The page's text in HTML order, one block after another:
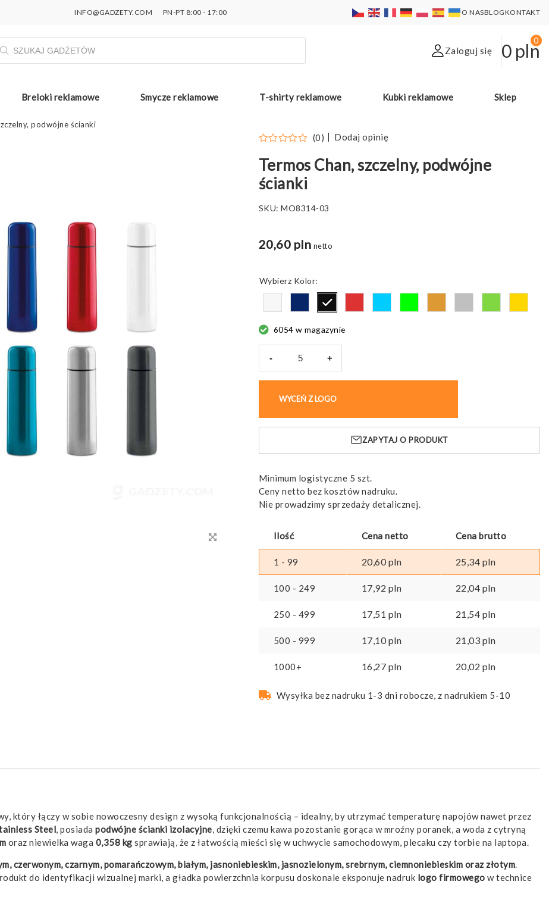
INFO@GADZETY.COM PN-PT 8:00 - 17:00 O NASBLOGKONTAKT
Zaloguj się 0 pln
0
Breloki reklamowe Smycze reklamowe T-shirty reklamowe Kubki reklamowe Sklep
podwójne ścianki
(0) Dodaj opinię
Termos Chan, szczelny, podwójne
ścianki
SKU:MO8314-03
20,60 pln netto
Kolor
6054 w magazynie
-
szczelny,
podwójne
ścianki
+
WYCEŃ Z LOGO
ZAPYTAJ O PRODUKT
Minimum logistyczne 5 szt.
Ceny netto bez kosztów nadruku.
Nie prowadzimy sprzedaży detalicznej.
Ilość Cena netto Cena brutto
1 - 99 20,60pln 25,34 pln
100 - 249 17,92 pln 22,04 pln
250 - 499 17,51 pln 21,54 pln
500 - 999 17,10pln 21,03 pln
1000+ 16,27 pln 20,02 pln
Wysyłka bez nadruku 1-3 dni robocze, z nadrukiem 5-10
który łączy w sobie nowoczesny design z wysoką funkcjonalnością – idealny, by utrzymać temperaturę napojów nawet przez
Steel, posiada podwójne ścianki izolacyjne, dzięki czemu kawa pozostanie gorąca w mroźny poranek, a woda z cytryną
oraz niewielka waga 0,358 kg sprawiają, że z łatwością mieści się w uchwycie samochodowym, plecaku czy torbie na laptopa.
czerwonym, czarnym, pomarańczowym, białym, jasnoniebieskim, jasnozielonym, srebrnym, ciemnoniebieskim oraz złotym.
do identyfikacji wizualnej marki, a gładka powierzchnia korpusu doskonale eksponuje nadruk logo firmowego w technice